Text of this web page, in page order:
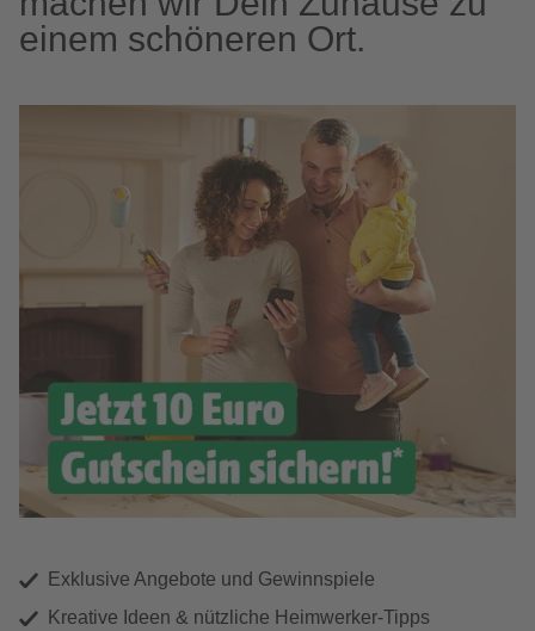
einem schöneren Ort.
Exklusive Angebote und Gewinnspiele
Kreative Ideen & nützliche Heimwerker-Tipps